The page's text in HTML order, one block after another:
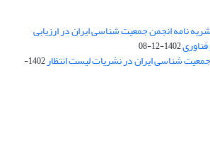
نامه انجمن جمعیت شناسی ایران در ارزیابی
1402-12-08
شناسی ایران در نشریات لیست انتظار
1402-